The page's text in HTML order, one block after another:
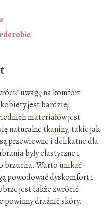
uwagę na komfort
jest bardziej
materiałów jest
naturalne tkaniny, takie jak
przewiewne i delikatne dla
były elastyczne i
brzucha. Warto unikać
powodować dyskomfort i
jest także zwrócić
powinny drażnić skóry.